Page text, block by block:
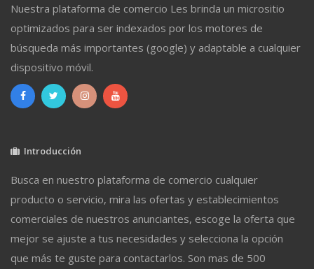
Nuestra plataforma de comercio Les brinda un micrositio
optimizados para ser indexados por los motores de
búsqueda más importantes (google) y adaptable a cualquier
dispositivo móvil.
Introducción
Busca en nuestro plataforma de comercio cualquier
producto o servicio, mira las ofertas y establecimientos
comerciales de nuestros anunciantes, escoge la oferta que
mejor se ajuste a tus necesidades y selecciona la opción
que más te guste para contactarlos. Son mas de 500